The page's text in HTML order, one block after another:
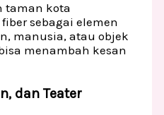
taman kota
sebagai elemen
manusia, atau objek
menambah kesan
dan Teater